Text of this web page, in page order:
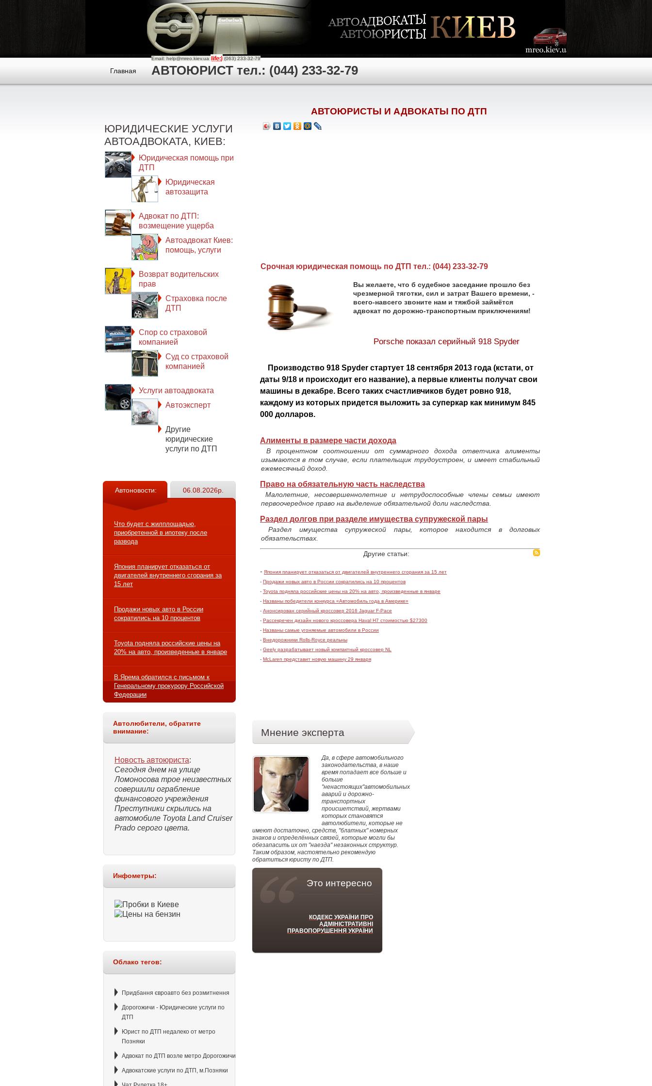
Главная
Email: help@mreo.kiev.ua (063) 233-32-79
АВТОЮРИСТ тел.: (044) 233-32-79
ЮРИДИЧЕСКИЕ УСЛУГИ
АВТОАДВОКАТА, КИЕВ:
Юридическая помощь при
ДТП
Юридическая
автозащита
Адвокат по ДТП:
возмещение ущерба
Автоадвокат Киев:
помощь, услуги
Возврат водительских
прав
Страховка после
ДТП
Спор со страховой
компанией
Суд со страховой
компанией
Услуги автоадвоката
Автоэксперт
Другие
юридические
услуги по ДТП
Автоновости: 06.08.2026р.
Что будет с жилплощадью,
приобретенной в ипотеку после
развода
Япония планирует отказаться от
двигателей внутреннего сгорания за
15 лет
Продажи новых авто в России
сократились на 10 процентов
Toyota подняла российские цены на
20% на авто, произведенные в январе
В.Ярема обратился с письмом к
Генеральному прокурору Российской
Федерации
Автолюбители, обратите
внимание:
Новость автоюриста:
Сегодня днем на улице
Ломоносова трое неизвестных
совершили ограбление
финансового учреждения
Преступники скрылись на
автомобиле Toyota Land Cruiser
Prado серого цвета.
Инфометры:
Облако тегов:
Придбання євроавто без розмитнення
Дорогожичи - Юридические услуги по
ДТП
Юрист по ДТП недалеко от метро
Позняки
Адвокат по ДТП возле метро Дорогожичи
Адвокатские услуги по ДТП, м.Позняки
АВТОЮРИСТЫ И АДВОКАТЫ ПО ДТП
Cрочная юридическая помощь по ДТП тел.: (044) 233-32-79
Вы желаете, что б судебное заседание прошло без
чрезмерной тяготки, сил и затрат Вашего времени, -
всего-навсего звоните нам и тяжбой займётся
адвокат по дорожно-транспортным приключениям!
Porsche показал серийный 918 Spyder
Производство 918 Spyder стартует 18 сентября 2013 года (кстати, от
даты 9/18 и происходит его название), а первые клиенты получат свои
машины в декабре. Всего таких счастливчиков будет ровно 918,
каждому из которых придется выложить за суперкар как минимум 845
000 долларов.
Алименты в размере части дохода
В процентном соотношении от суммарного дохода ответчика алименты
изымаются в том случае, если плательщик трудоустроен, и имеет стабильный
ежемесячный доход.
Право на обязательную часть наследства
Малолетние, несовершеннолетние и нетрудоспособные члены семьи имеют
первоочередное право на выделение обязательной доли наследства.
Раздел долгов при разделе имущества супружеской пары
Раздел имущества супружеской пары, которое находится в долговых
обязательствах.
Другие статьи:
- Япония планирует отказаться от двигателей внутреннего сгорания за 15 лет
- Продажи новых авто в России сократились на 10 процентов
- Toyota подняла российские цены на 20% на авто, произведенные в январе
- Названы победители конкурса «Автомобиль года в Америке»
- Анонсирован серийный кроссовер 2016 Jaguar F-Pace
- Рассекречен дизайн нового кроссовера Haval H7 стоимостью $27300
- Названы самые угоняемые автомобили в России
- Внедорожники Rolls-Royce реальны
- Geely разрабатывает новый компактный кроссовер NL
- McLaren представит новую машину 29 января
Мнение эксперта
Да, в сфере автомобильного
законодательства, в наше
время попадает все больше и
больше
"ненастоящих"автомобильных
аварий и дорожно-
транспортных
происшетствий, жертвами
которых становятся
автолюбители, которые не
имеют достаточно, средств, "блатных" номерных
знаков и определённых связей, которые могли бы
обезапасить их от "наезда" незаконных структур.
Таким образом, настоятельно рекомендую
обратиться юристу по ДТП.
Это интересно
КОДЕКС УКРАЇНИ ПРО
АДМІНІСТРАТИВНІ
ПРАВОПОРУШЕННЯ УКРАЇНИ